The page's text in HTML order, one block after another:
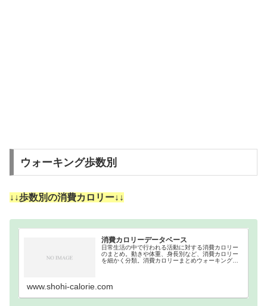
ウォーキング歩数別
↓↓歩数別の消費カロリー↓↓
消費カロリーデータベース
日常生活の中で行われる活動に対する消費カロリー
のまとめ。動きや体重、身長別など、消費カロリー
を細かく分類。消費カロリーまとめウォーキング｜
www.shohi-calorie.com